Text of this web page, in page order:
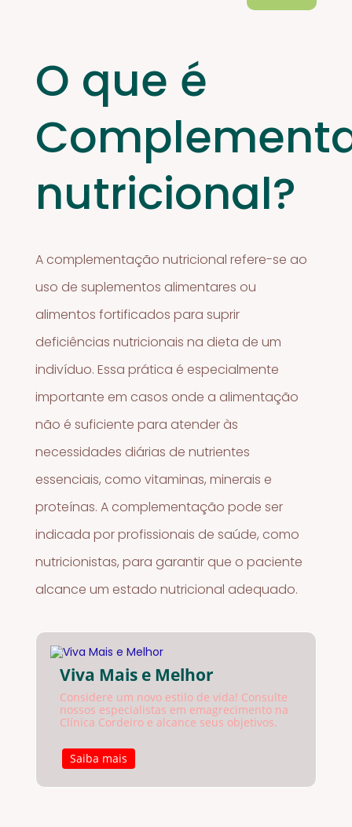
O que é
nutricional?
A complementação nutricional refere-se ao
uso de suplementos alimentares ou
alimentos fortificados para suprir
deficiências nutricionais na dieta de um
indivíduo. Essa prática é especialmente
importante em casos onde a alimentação
não é suficiente para atender às
necessidades diárias de nutrientes
essenciais, como vitaminas, minerais e
proteínas. A complementação pode ser
indicada por profissionais de saúde, como
nutricionistas, para garantir que o paciente
alcance um estado nutricional adequado.
Viva Mais e Melhor
Considere um novo estilo de vida! Consulte
nossos especialistas em emagrecimento na
Clínica Cordeiro e alcance seus objetivos.
Saiba mais